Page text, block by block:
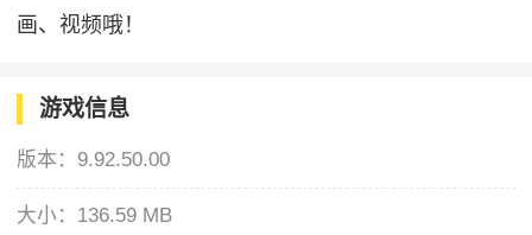
画、视频哦！
游戏信息
版本： 9.92.50.00
大小： 136.59 MB